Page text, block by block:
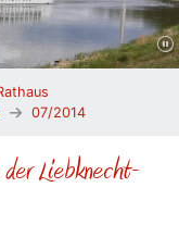
07/2014
der Liebknecht-